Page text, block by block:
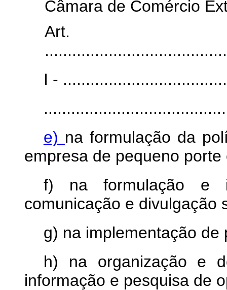
Câmara de Comércio
I -
e) na formulação da
empresa de pequeno
f) na formulação e
comunicação e divulgação
g) na implementação
h) na organização e
informação e pesquisa de